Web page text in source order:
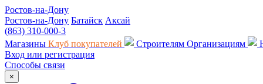
Ростов-на-Дону
Ростов-на-Дону Батайск Аксай
(863) 310-000-3
Магазины Клуб покупателей Строителям Организациям
Вход или регистрация
Способы связи
×